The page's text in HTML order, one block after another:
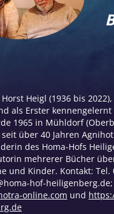
Heigl (1936 bis
als Erster
1965 in Mühldorf
über 40 Jahren
des Homa-Hofs
mehrerer Bücher
und Kinder. Kontakt: Tel.
hof-
online.com und